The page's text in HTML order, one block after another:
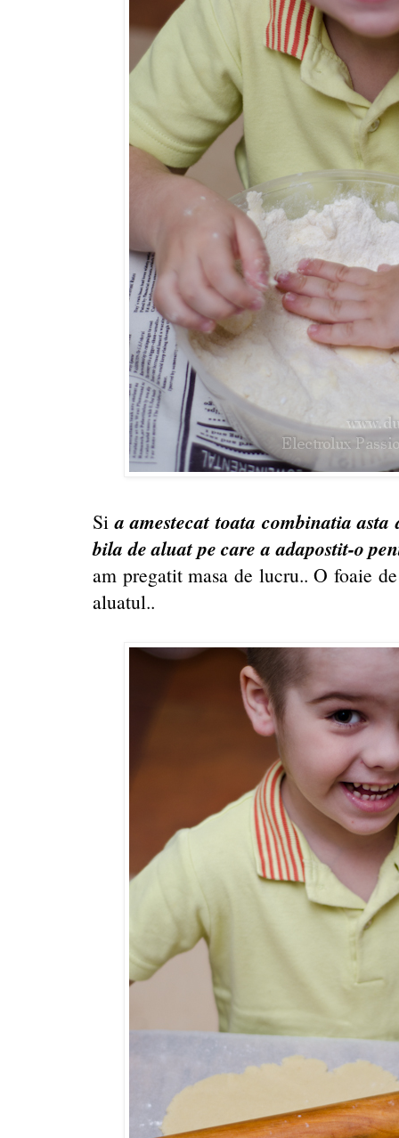
Sia amestecat toata combinatia
bila de aluat pe care a adapostit-o
am pregatit masa de lucru.. O foaie
aluatul..